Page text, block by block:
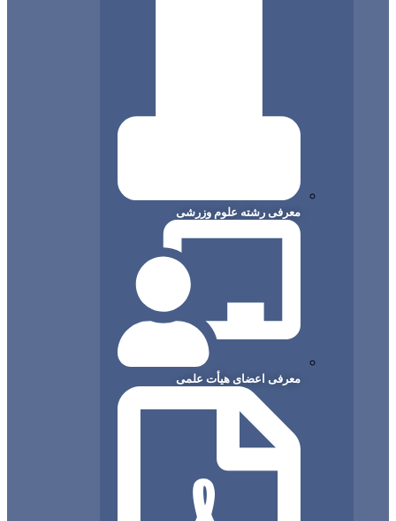
معرفی رشته علوم وزرشی
معرفی اعضای هیأت علمی